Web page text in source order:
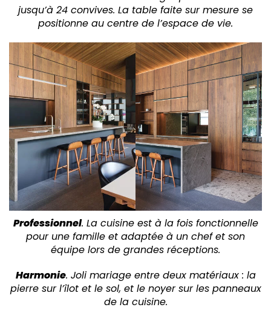
jusqu’à 24 convives. La table faite sur mesure se
positionne au centre de l’espace de vie.
Professionnel. La cuisine est à la fois fonctionnelle
pour une famille et adaptée à un chef et son
équipe lors de grandes réceptions.
Harmonie. Joli mariage entre deux matériaux : la
pierre sur l’îlot et le sol, et le noyer sur les panneaux
de la cuisine.